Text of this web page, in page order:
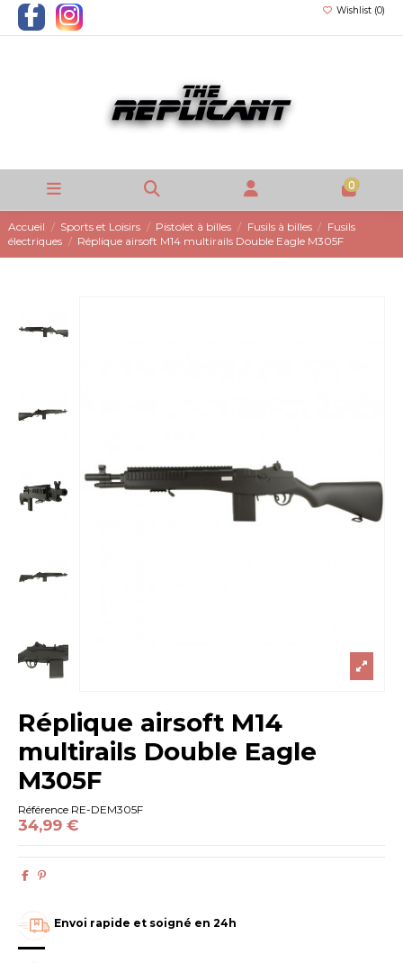
Wishlist (0)
0
Accueil Sports et Loisirs Pistolet à billes Fusils à billes
Fusils
électriques
Réplique airsoft M14 multirails Double Eagle M305F
Réplique airsoft M14
multirails Double Eagle
M305F
Référence RE-DEM305F
34,99 €
Envoi rapide et soigné en 24h